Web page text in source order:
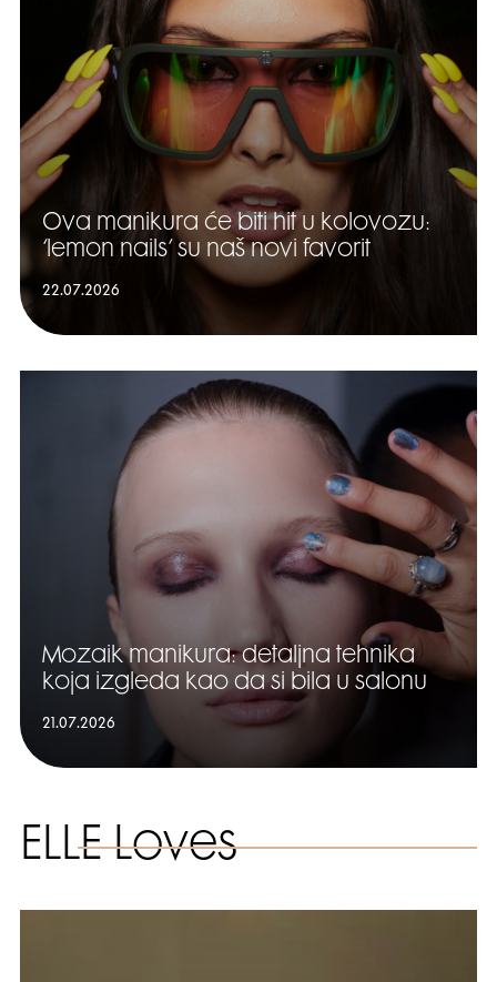
Ova manikura će biti hit u kolovozu:
‘lemon nails’ su naš novi favorit
22.07.2026
Mozaik manikura: detaljna tehnika
koja izgleda kao da si bila u salonu
21.07.2026
ELLE Loves